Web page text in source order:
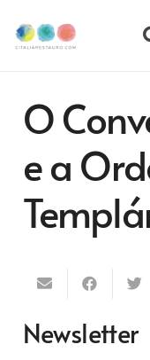
O
e a
Newsletter